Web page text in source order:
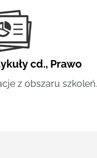
cd., Prawo
z obszaru szkoleń.